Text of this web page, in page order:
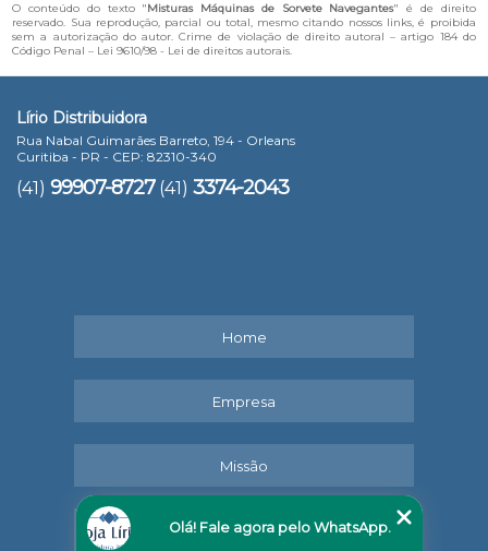
O conteúdo do texto "Misturas Máquinas de Sorvete Navegantes" é de direito
reservado. Sua reprodução, parcial ou total, mesmo citando nossos links, é proibida
sem a autorização do autor. Crime de violação de direito autoral – artigo 184 do
Código Penal – Lei 9610/98 - Lei de direitos autorais.
Lírio Distribuidora
Rua Nabal Guimarães Barreto, 194 - Orleans
Curitiba - PR - CEP: 82310-340
(41) 99907-8727 (41) 3374-2043
Home
Empresa
Missão
Serviços
Olá! Fale agora pelo WhatsApp.